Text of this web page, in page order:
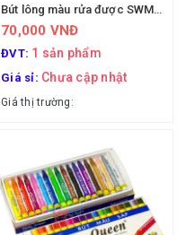
Bút lông màu rửa được SWM-C008 (Thiên Long)
70,000 VNĐ
ĐVT: 1 sản phẩm
Giá sỉ: Chưa cập nhật
Giá thị trường: